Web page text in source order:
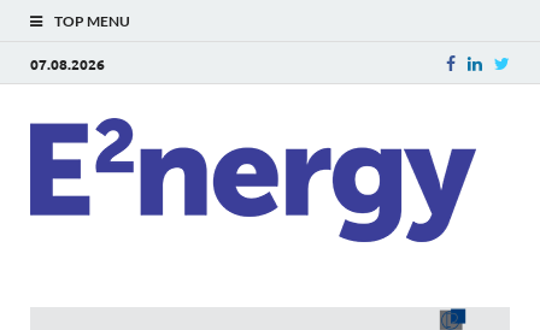
TOP MENU
07.08.2026